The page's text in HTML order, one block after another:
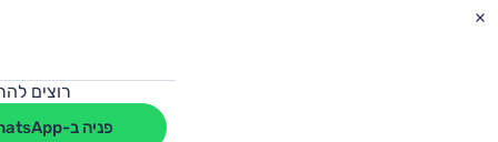
רוצים
פניה ב-WhatsApp